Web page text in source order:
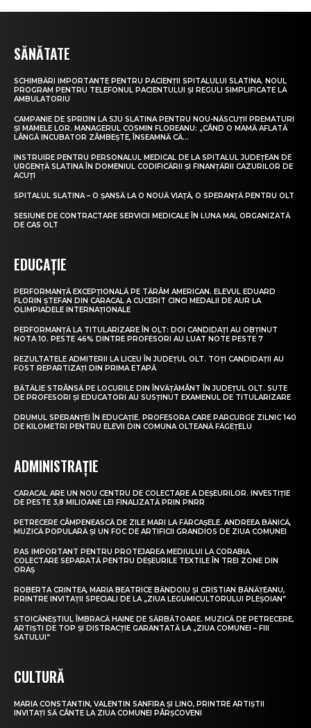
SĂNĂTATE
SCHIMBĂRI IMPORTANTE PENTRU PACIENȚII SPITALULUI SLATINA. NOUL
PROGRAM PENTRU TELEFONUL PACIENTULUI ȘI REGULI SIMPLIFICATE LA
AMBULATORIU
CAMPANIE DE SPRIJIN LA SJU SLATINA PENTRU NOU-NĂSCUȚII PREMATURI
ȘI MAMELE LOR. MANAGERUL COSMIN FLOREANU: „CÂND O MAMĂ AFLATĂ
LÂNGĂ INCUBATOR ZÂMBEȘTE, ÎNSEAMNĂ CĂ...
INSTRUIRE PENTRU PERSONALUL MEDICAL DE LA SPITALUL JUDEȚEAN DE
URGENȚĂ SLATINA ÎN DOMENIUL CODIFICĂRII ȘI FINANȚĂRII CAZURILOR DE
ACUȚI
SPITALUL SLATINA – O ȘANSĂ LA O NOUĂ VIAȚĂ, O SPERANȚĂ PENTRU OLT
SESIUNE DE CONTRACTARE SERVICII MEDICALE ÎN LUNA MAI, ORGANIZATĂ
DE CAS OLT
EDUCAȚIE
PERFORMANȚĂ EXCEPȚIONALĂ PE TĂRÂM AMERICAN. ELEVUL EDUARD
FLORIN ȘTEFAN DIN CARACAL A CUCERIT CINCI MEDALII DE AUR LA
OLIMPIADELE INTERNAȚIONALE
PERFORMANȚĂ LA TITULARIZARE ÎN OLT: DOI CANDIDAȚI AU OBȚINUT
NOTA 10. PESTE 46% DINTRE PROFESORI AU LUAT NOTE PESTE 7
REZULTATELE ADMITERII LA LICEU ÎN JUDEȚUL OLT. TOȚI CANDIDAȚII AU
FOST REPARTIZAȚI DIN PRIMA ETAPĂ
BĂTĂLIE STRÂNSĂ PE LOCURILE DIN ÎNVĂȚĂMÂNT ÎN JUDEȚUL OLT. SUTE
DE PROFESORI ȘI EDUCATORI AU SUSȚINUT EXAMENUL DE TITULARIZARE
DRUMUL SPERANȚEI ÎN EDUCAȚIE. PROFESORA CARE PARCURGE ZILNIC 140
DE KILOMETRI PENTRU ELEVII DIN COMUNA OLTEANĂ FĂGEȚELU
ADMINISTRAȚIE
CARACAL ARE UN NOU CENTRU DE COLECTARE A DEȘEURILOR. INVESTIȚIE
DE PESTE 3,8 MILIOANE LEI FINALIZATĂ PRIN PNRR
PETRECERE CÂMPENEASCĂ DE ZILE MARI LA FĂRCAȘELE. ANDREEA BĂNICĂ,
MUZICĂ POPULARĂ ȘI UN FOC DE ARTIFICII GRANDIOS DE ZIUA COMUNEI
PAS IMPORTANT PENTRU PROTEJAREA MEDIULUI LA CORABIA.
COLECTARE SEPARATĂ PENTRU DEȘEURILE TEXTILE ÎN TREI ZONE DIN
ORAȘ
ROBERTA CRINTEA, MARIA BEATRICE BĂNDOIU ȘI CRISTIAN BĂNĂȚEANU,
PRINTRE INVITAȚII SPECIALI DE LA „ZIUA LEGUMICULTORULUI PLEȘOIAN”
STOICĂNEȘTIUL ÎMBRACĂ HAINE DE SĂRBĂTOARE. MUZICĂ DE PETRECERE,
ARTIȘTI DE TOP ȘI DISTRACȚIE GARANTATĂ LA „ZIUA COMUNEI – FIII
SATULUI”
CULTURĂ
MARIA CONSTANTIN, VALENTIN SANFIRA ȘI LINO, PRINTRE ARTIȘTII
INVITAȚI SĂ CÂNTE LA ZIUA COMUNEI PÂRȘCOVENI